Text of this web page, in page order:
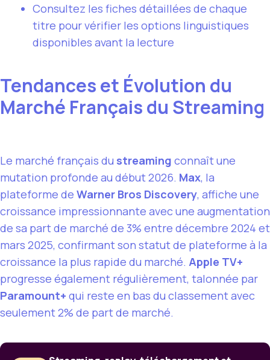
Consultez les fiches détaillées de chaque
titre pour vérifier les options linguistiques
disponibles avant la lecture
Tendances et Évolution du
Marché Français du Streaming
Le marché français du streaming connaît une
mutation profonde au début 2026. Max, la
plateforme de Warner Bros Discovery, affiche une
croissance impressionnante avec une augmentation
de sa part de marché de 3% entre décembre 2024 et
mars 2025, confirmant son statut de plateforme à la
croissance la plus rapide du marché. Apple TV+
progresse également régulièrement, talonnée par
Paramount+ qui reste en bas du classement avec
seulement 2% de part de marché.